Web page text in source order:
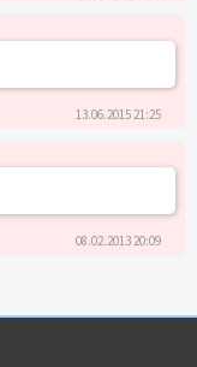
13.06.2015 21:25
08.02.2013 20:09